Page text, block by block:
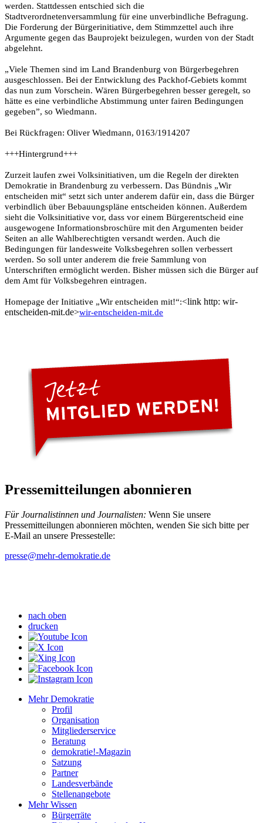
werden. Stattdessen entschied sich die
Stadtverordnetenversammlung für eine unverbindliche Befragung.
Die Forderung der Bürgerinitiative, dem Stimmzettel auch ihre
Argumente gegen das Bauprojekt beizulegen, wurden von der Stadt
abgelehnt.
„Viele Themen sind im Land Brandenburg von Bürgerbegehren
ausgeschlossen. Bei der Entwicklung des Packhof-Gebiets kommt
das nun zum Vorschein. Wären Bürgerbegehren besser geregelt, so
hätte es eine verbindliche Abstimmung unter fairen Bedingungen
gegeben”, so Wiedmann.
Bei Rückfragen: Oliver Wiedmann, 0163/1914207
+++Hintergrund+++
Zurzeit laufen zwei Volksinitiativen, um die Regeln der direkten
Demokratie in Brandenburg zu verbessern. Das Bündnis „Wir
entscheiden mit“ setzt sich unter anderem dafür ein, dass die Bürger
verbindlich über Bebauungspläne entscheiden können. Außerdem
sieht die Volksinitiative vor, dass vor einem Bürgerentscheid eine
ausgewogene Informationsbroschüre mit den Argumenten beider
Seiten an alle Wahlberechtigten versandt werden. Auch die
Bedingungen für landesweite Volksbegehren sollen verbessert
werden. So soll unter anderem die freie Sammlung von
Unterschriften ermöglicht werden. Bisher müssen sich die Bürger auf
dem Amt für Volksbegehren eintragen.
Homepage der Initiative „Wir entscheiden mit!“:<link http: wir-
entscheiden-mit.de>wir-entscheiden-mit.de
Pressemitteilungen abonnieren
Für Journalistinnen und Journalisten: Wenn Sie unsere
Pressemitteilungen abonnieren möchten, wenden Sie sich bitte per
E-Mail an unsere Pressestelle:
presse@mehr-demokratie.de
nach oben
drucken
Mehr Demokratie
Profil
Organisation
Mitgliederservice
Beratung
demokratie!-Magazin
Satzung
Partner
Landesverbände
Stellenangebote
Mehr Wissen
Bürgerräte